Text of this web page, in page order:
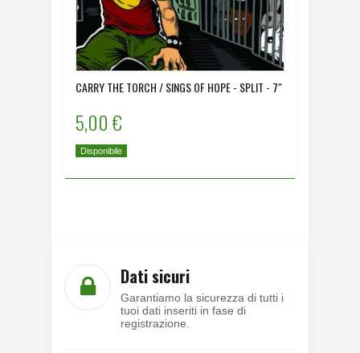
CARRY THE TORCH / SINGS OF HOPE - SPLIT - 7"
5,00 €
Disponibile
Dati sicuri
Garantiamo la sicurezza di tutti i
tuoi dati inseriti in fase di
registrazione.